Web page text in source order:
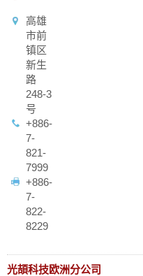
高雄
市前
镇区
新生
路
248-3
号
+886-
7-
821-
7999
+886-
7-
822-
8229
光頡科技欧洲分公司